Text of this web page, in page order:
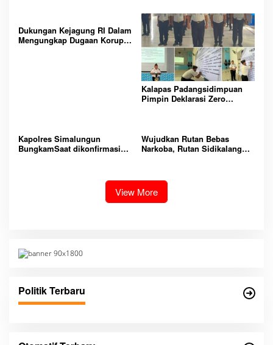
LINGKUNGAN
PEMASYARAKATAN YANG
AMAN
Dukungan Kejagung RI Dalam
Mengungkap Dugaan Korupsi
Kalapas Padangsidimpuan
Pimpin Deklarasi Zero
Kapolres Simalungun
BungkamSaat dikonfirmasi
Dikecamatan gunung malela
Wujudkan Rutan Bebas
Narkoba, Rutan Sidikalang
View More
Politik Terbaru